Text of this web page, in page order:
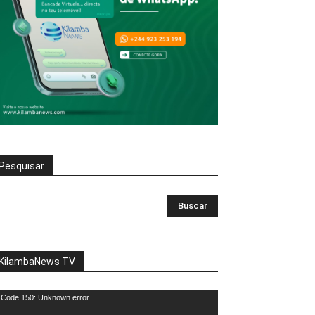
TV
Code 150: Unknown error.